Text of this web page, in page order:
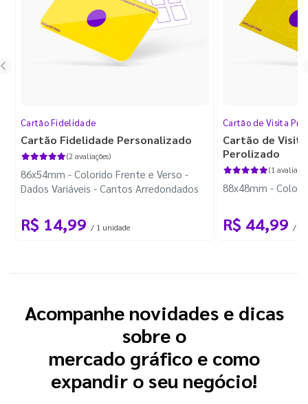
Cartão Fidelidade
Cartão Fidelidade Personalizado
(2 avaliações)
86x54mm - Colorido Frente e Verso -
Dados Variáveis - Cantos Arredondados
R$ 14,99 / 1 unidade
Cartão de Visita
Cartão de
Perolizado
(1
88x48mm -
R$ 44,99 /
Acompanhe novidades e dicas
sobre o
mercado gráfico e como
expandir o seu negócio!